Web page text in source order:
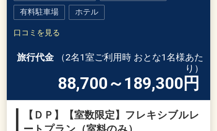
有料駐車場 ホテル
口コミを見る
旅行代金
（2名1室ご利用時 おとな1名様あた
り）
88,700～189,300 円
【ＤＰ】【室数限定】フレキシブルレ